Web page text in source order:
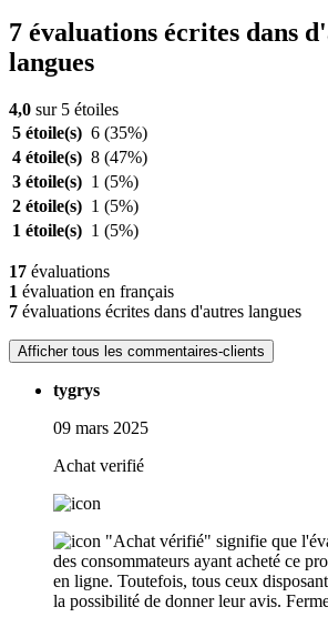
7 évaluations écrites dans
langues
4,0 sur 5 étoiles
5 étoile(s) 6 (35%)
4 étoile(s) 8 (47%)
3 étoile(s) 1 (5%)
2 étoile(s) 1 (5%)
1 étoile(s) 1 (5%)
17 évaluations
1 évaluation en français
7 évaluations écrites dans d'autres langues
Afficher tous les commentaires-clients
tygrys
09 mars 2025
Achat verifié
"Achat vérifié" signifie que
des consommateurs ayant acheté ce
en ligne. Toutefois, tous ceux
la possibilité de donner leur avis.